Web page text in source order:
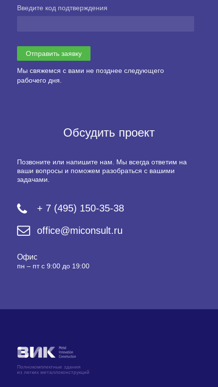
Введите код подтверждения
Мы свяжемся с вами не позднее следующего
рабочего дня.
Обсудить проект
Позвоните или напишите нам. Мы всегда ответим на
ваши вопросы и поможем разобраться с вашими
задачами.
+ 7 (495) 150-35-38
office@miconsult.ru
Офис
пн – пт с 9:00 до 19:00
Полнокомплектные здания
из легких металлоконструкций